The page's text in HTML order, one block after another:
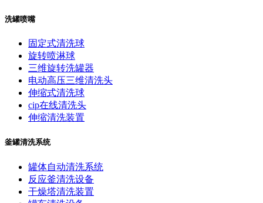
洗罐喷嘴
固定式清洗球
旋转喷淋球
三维旋转洗罐器
电动高压三维清洗头
伸缩式清洗球
cip在线清洗头
伸缩清洗装置
釜罐清洗系统
罐体自动清洗系统
反应釜清洗设备
干燥塔清洗装置